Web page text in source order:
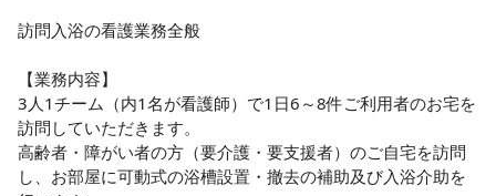
否判断をします。
■介護に関する資格不問！支店で約1週間の新入社員研修後、
配属事業所で約1ヵ月間のＯＪＴ研修がございます。
訪問入浴の看護業務全般
【業務内容】
3人1チーム（内1名が看護師）で1日6～8件ご利用者のお宅を
訪問していただきます。
高齢者・障がい者の方（要介護・要支援者）のご自宅を訪問
し、お部屋に可動式の浴槽設置・撤去の補助及び入浴介助を